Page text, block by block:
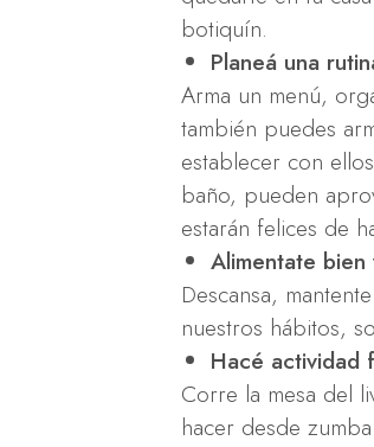
botiquín.
Planeá una
Arma un menú,
también puedes
establecer con
baño, pueden
estarán felices de
Alimentate
Descansa,
nuestros hábitos,
Hacé actividad
Corre la mesa del
hacer desde